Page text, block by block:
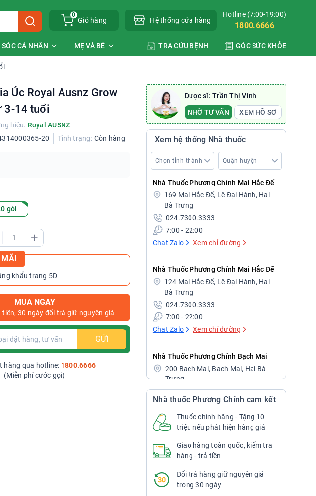
0
Giỏ hàng Hệ thống cửa hàng
Hotline (7:00-19:00)
1800.6666
CÁ NHÂN MẸ VÀ BÉ TRA CỨU BỆNH GÓC SỨC KHỎE
Úc Royal Ausnz Grow
3-14 tuổi
hiệu: Royal AUSNZ
20 Tình trạng: Còn hàng
gói
MÃI
khẩu trang 5D
MUA NGAY
tiền, 30 ngày đổi trả giữ nguyên giá
GỬI
hàng qua hotline: 1800.6666
(Miễn phí cước gọi)
Dược sĩ: Trần Thị Vinh
NHỜ TƯ VẤN XEM HỒ SƠ
Xem hệ thống Nhà thuốc
Nhà Thuốc Phương Chính Mai Hắc Đế
169 Mai Hắc Đế, Lê Đại Hành, Hai
Bà Trưng
024.7300.3333
7:00 - 22:00
Chat Zalo
Xem chỉ đường
Nhà Thuốc Phương Chính Mai Hắc Đế
124 Mai Hắc Đế, Lê Đại Hành, Hai
Bà Trưng
024.7300.3333
7:00 - 22:00
Chat Zalo
Xem chỉ đường
Nhà Thuốc Phương Chính Bạch Mai
200 Bạch Mai, Bạch Mai, Hai Bà
Trưng
024.7300.3333
7:00 - 22:00
Chat Zalo
Xem chỉ đường
Nhà Thuốc Phương Chính Bạch Mai
297 Bạch Mai, Bạch Mai, Hai Bà
024.7300.3333
7:00 - 22:00
Nhà thuốc Phương Chính cam kết
Thuốc chính hãng - Tặng 10
triệu nếu phát hiện hàng giả
Giao hàng toàn quốc, kiểm tra
hàng - trả tiền
Đổi trả hàng giữ nguyên giá
trong 30 ngày